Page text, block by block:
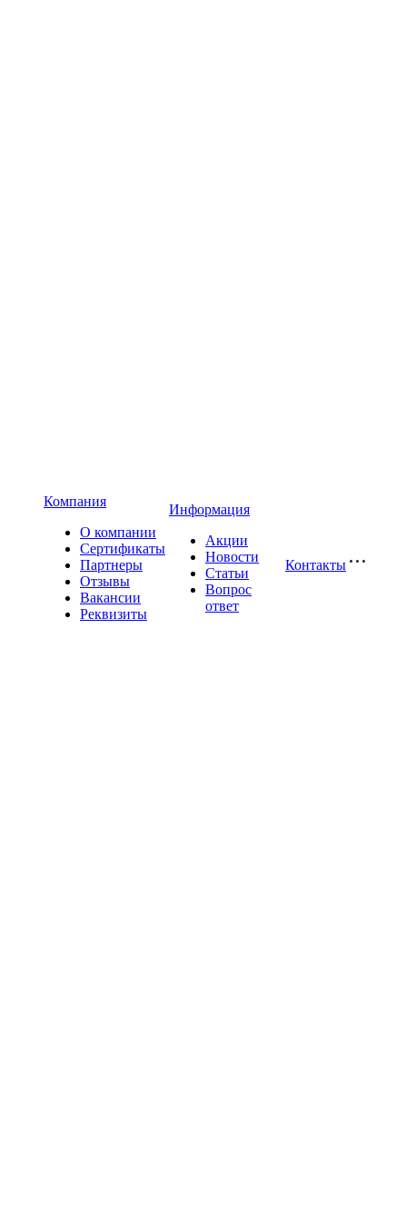
Компания
О компании
Сертификаты
Партнеры
Отзывы
Вакансии
Реквизиты
Информация
Акции
Новости
Статьи
Вопрос
ответ
Контакты